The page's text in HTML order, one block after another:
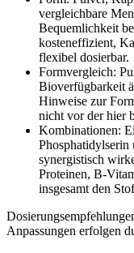
vergleichbare
Bequemlichkeit
kosteneffizient,
flexibel dosierbar.
Formvergleich:
Bioverfügbarkeit
Hinweise zur
nicht vor der hier
Kombinationen:
Phosphatidylserin
synergistisch
Proteinen, B-
insgesamt den
Anpassungen erfolgen